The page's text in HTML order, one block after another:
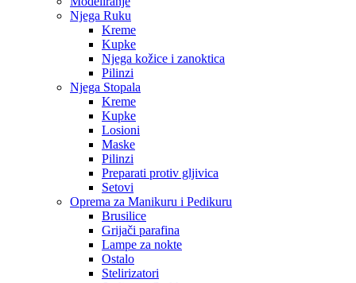
Njega Ruku
Kreme
Kupke
Njega kožice i zanoktica
Pilinzi
Njega Stopala
Kreme
Kupke
Losioni
Maske
Pilinzi
Preparati protiv gljivica
Setovi
Oprema za Manikuru i Pedikuru
Brusilice
Grijači parafina
Lampe za nokte
Ostalo
Stelirizatori